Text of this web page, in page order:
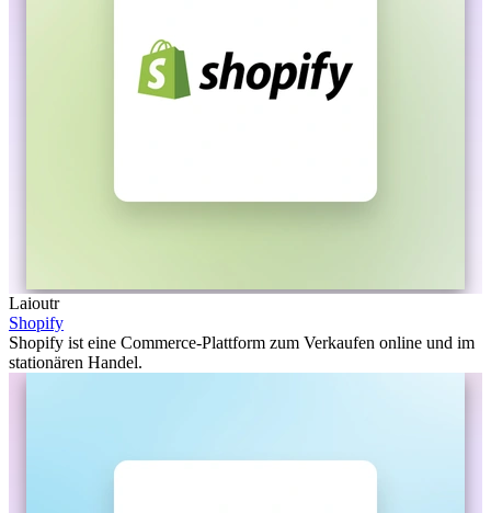
Laioutr
Shopify
Shopify ist eine Commerce-Plattform zum Verkaufen online und im
stationären Handel.